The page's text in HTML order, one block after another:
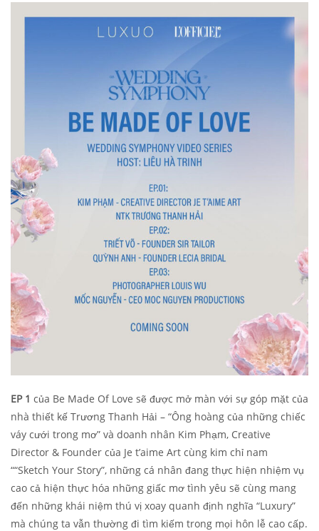
EP 1 của Be Made Of Love sẽ được mở màn với sự góp mặt của
nhà thiết kế Trương Thanh Hải – “Ông hoàng của những chiếc
váy cưới trong mơ” và doanh nhân Kim Phạm, Creative
Director & Founder của Je t’aime Art cùng kim chỉ nam
““Sketch Your Story”, những cá nhân đang thực hiện nhiệm vụ
cao cả hiện thực hóa những giấc mơ tình yêu sẽ cùng mang
đến những khái niệm thú vị xoay quanh định nghĩa “Luxury”
mà chúng ta vẫn thường đi tìm kiếm trong mọi hôn lễ cao cấp.